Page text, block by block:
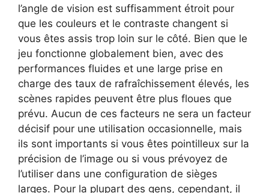
l’angle de vision est suffisamment étroit pour
que les couleurs et le contraste changent si
vous êtes assis trop loin sur le côté. Bien que le
jeu fonctionne globalement bien, avec des
performances fluides et une large prise en
charge des taux de rafraîchissement élevés, les
scènes rapides peuvent être plus floues que
prévu. Aucun de ces facteurs ne sera un facteur
décisif pour une utilisation occasionnelle, mais
ils sont importants si vous êtes pointilleux sur la
précision de l’image ou si vous prévoyez de
l’utiliser dans une configuration de sièges
larges. Pour la plupart des gens, cependant, il